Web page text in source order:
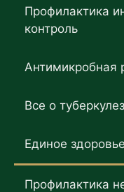
Профилактика
контроль
Антимикробная
Все о
Единое здоровье
Профилактика